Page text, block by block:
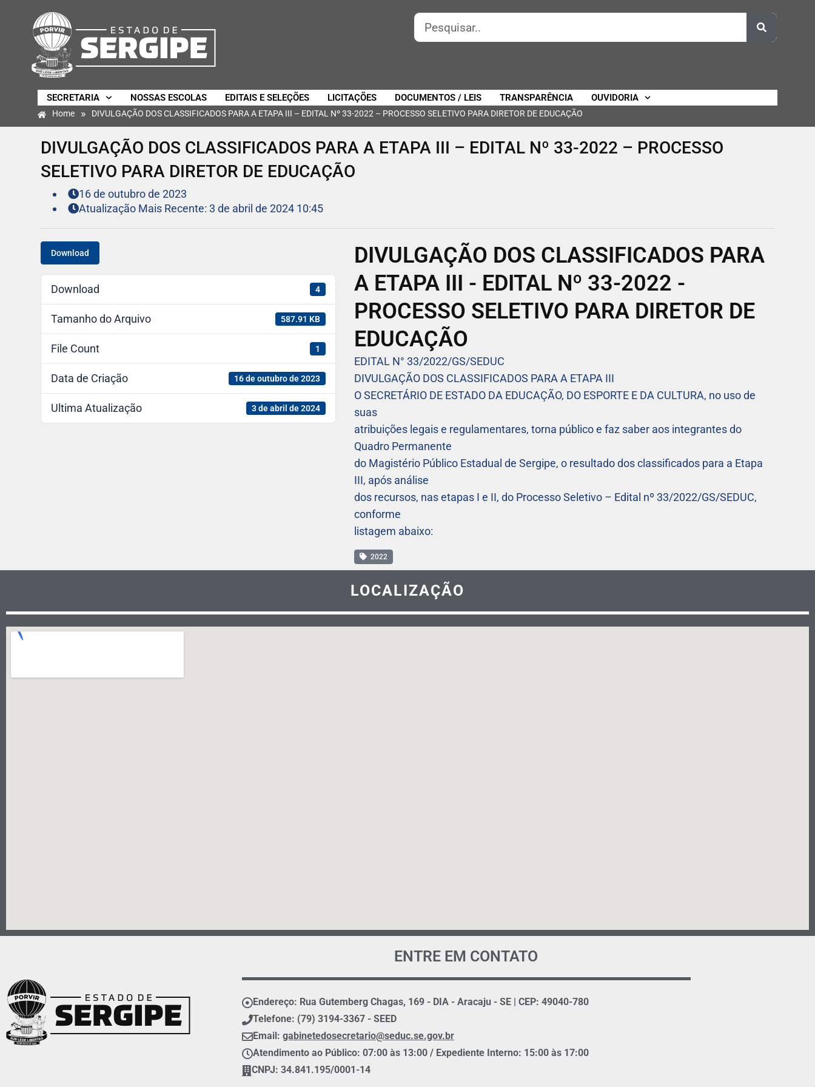
SECRETARIA NOSSAS ESCOLAS EDITAIS E SELEÇÕES LICITAÇÕES DOCUMENTOS / LEIS TRANSPARÊNCIA OUVIDORIA
Home » DIVULGAÇÃO DOS CLASSIFICADOS PARA A ETAPA III – EDITAL Nº 33-2022 – PROCESSO SELETIVO PARA DIRETOR DE EDUCAÇÃO
DIVULGAÇÃO DOS CLASSIFICADOS PARA A ETAPA III – EDITAL Nº 33-2022 – PROCESSO
SELETIVO PARA DIRETOR DE EDUCAÇÃO
16 de outubro de 2023
Atualização Mais Recente: 3 de abril de 2024 10:45
Download
Download 4
Tamanho do Arquivo 587.91 KB
File Count 1
Data de Criação 16 de outubro de 2023
Ultima Atualização 3 de abril de 2024
DIVULGAÇÃO DOS CLASSIFICADOS PARA
A ETAPA III - EDITAL Nº 33-2022 -
PROCESSO SELETIVO PARA DIRETOR DE
EDUCAÇÃO
EDITAL N° 33/2022/GS/SEDUC
DIVULGAÇÃO DOS CLASSIFICADOS PARA A ETAPA III
O SECRETÁRIO DE ESTADO DA EDUCAÇÃO, DO ESPORTE E DA CULTURA, no uso de
suas
atribuições legais e regulamentares, torna público e faz saber aos integrantes do
Quadro Permanente
do Magistério Público Estadual de Sergipe, o resultado dos classificados para a Etapa
III, após análise
dos recursos, nas etapas I e II, do Processo Seletivo – Edital nº 33/2022/GS/SEDUC,
conforme
listagem abaixo:
2022
LOCALIZAÇÃO
ENTRE EM CONTATO
Endereço: Rua Gutemberg Chagas, 169 - DIA - Aracaju - SE | CEP: 49040-780
Telefone: (79) 3194-3367 - SEED
Email: gabinetedosecretario@seduc.se.gov.br
Atendimento ao Público: 07:00 às 13:00 / Expediente Interno: 15:00 às 17:00
CNPJ: 34.841.195/0001-14